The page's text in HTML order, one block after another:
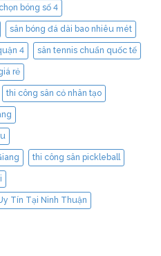
bóng số 4
sân bóng đá dài bao nhiêu mét
4 sân tennis chuẩn quốc tế
rẻ
thi công sân cỏ nhân tạo
thi công sân pickleball
Tín Tại Ninh Thuận